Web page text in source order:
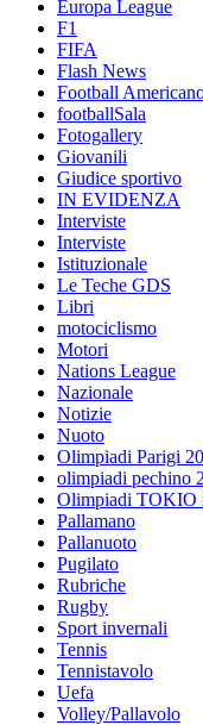
Europa League
F1
FIFA
Flash News
Football
footballSala
Fotogallery
Giovanili
Giudice sportivo
IN EVIDENZA
Interviste
Interviste
Istituzionale
Le Teche GDS
Libri
motociclismo
Motori
Nations League
Nazionale
Notizie
Nuoto
Olimpiadi Parigi
olimpiadi pechino
Olimpiadi TOKIO
Pallamano
Pallanuoto
Pugilato
Rubriche
Rugby
Sport invernali
Tennis
Tennistavolo
Uefa
Volley/Pallavolo